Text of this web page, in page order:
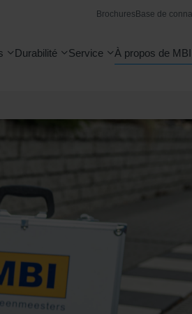
Brochures Base de
Durabilité Service À propos de MBI